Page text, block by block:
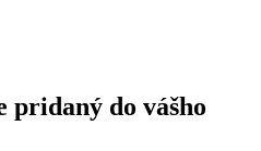
pridaný do vášho